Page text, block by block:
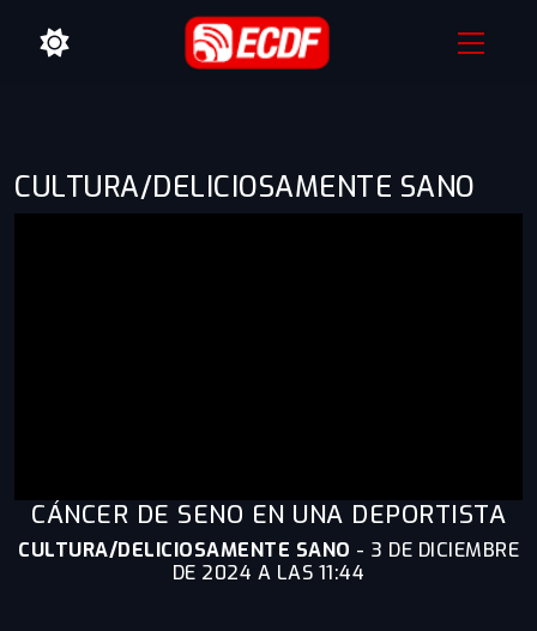
CULTURA/DELICIOSAMENTE SANO
CÁNCER DE SENO EN UNA DEPORTISTA
CULTURA/DELICIOSAMENTE SANO - 3 DE DICIEMBRE
DE 2024 A LAS 11:44